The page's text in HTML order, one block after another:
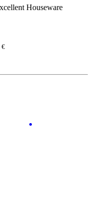
€